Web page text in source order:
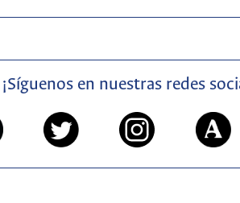
¡Síguenos en nuestras redes